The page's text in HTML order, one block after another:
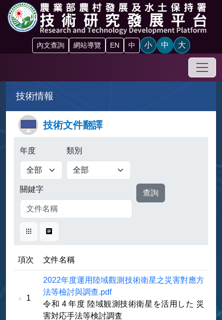
跳到主要內容區塊
內文查詢 網站導覽 EN 中 小 中 大
手機
:::
技術情報
技術文件翻譯
年度 類別
關鍵字 查詢
卡片式表格式
項次 文件名稱
1
2022年度運用陸域觀測技術衛星之災害對應方
法等檢討與調查.pdf
令和 4 年度 陸域観測技術衛星を活用した 災
害対応手法等検討調査